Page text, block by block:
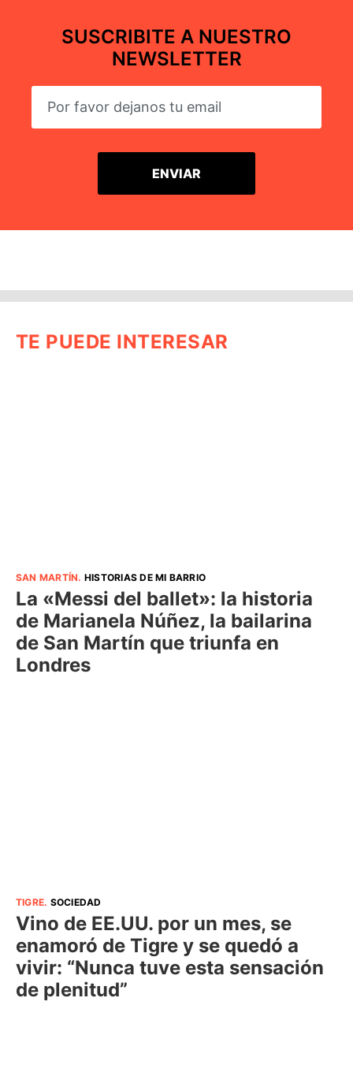
SUSCRIBITE A NUESTRO
NEWSLETTER
TE PUEDE INTERESAR
SAN MARTÍN. HISTORIAS DE MI BARRIO
La «Messi del ballet»: la historia
de Marianela Núñez, la bailarina
de San Martín que triunfa en
Londres
TIGRE. SOCIEDAD
Vino de EE.UU. por un mes, se
enamoró de Tigre y se quedó a
vivir: “Nunca tuve esta sensación
de plenitud”